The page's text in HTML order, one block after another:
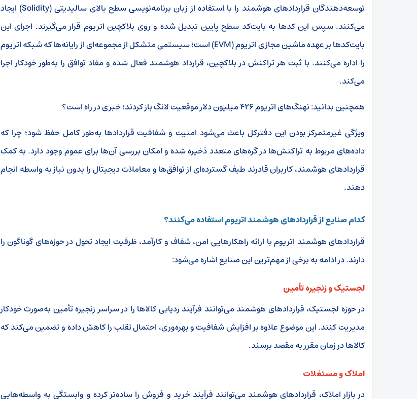
توسعه‌دهندگان قراردادهای هوشمند را با استفاده از زبان برنامه‌نویسی سطح بالای سالیدیتی(Solidity) ایجاد
می‌کنند. سپس این کدها به بایت‌کد سطح پایین تبدیل شده و روی بلاکچین اتریوم قرار می‌گیرند. اجرای این
بایت‌کدها بر عهده ماشین مجازی اتریوم(EVM)است؛ سیستمی متشکل از مجموعه‌ای از رایانه‌ها که شبکه اتریوم
را اداره می‌کنند. با ثبت هر تراکنش در بلاکچین، قرارداد هوشمند فعال شده و مفاد توافق را به‌طور خودکار اجرا
می‌کند.
همچنین بدانید:نهنگ‌های اتریوم ۴۲۶ میلیون دلار موقعیت لانگ باز کردند؛ خبری در راه است؟
ویژگی غیرمتمرکز بودن این دفترکل باعث می‌شود امنیت و شفافیت قراردادها به‌طور کامل حفظ شود؛ چرا که
داده‌های مربوط به تراکنش‌ها در گره‌های متعدد ذخیره شده و امکان بررسی آن‌ها برای عموم وجود دارد. به کمک
قراردادهای هوشمند، کاربران قادرند طیف گسترده‌ای از توافق‌ها و معاملات دیجیتال را بدون نیاز به واسطه انجام
دهند.
کدام صنایع از قراردادهای هوشمند اتریوم استفاده می‌کنند؟
قراردادهای هوشمند اتریوم با ارائه راهکارهایی امن، شفاف و کارآمد، ظرفیت ایجاد تحول در حوزه‌های گوناگون را
دارند. در ادامه به برخی از مهم‌ترین این صنایع اشاره می‌شود:
لجستیک و زنجیره تأمین
در حوزه لجستیک، قراردادهای هوشمند می‌توانند فرآیند ردیابی کالاها را در سراسر زنجیره تأمین به‌صورت خودکار
مدیریت کنند. این موضوع علاوه بر افزایش شفافیت و بهره‌وری، احتمال تقلب را کاهش داده و تضمین می‌کند که
کالاها در زمان مقرر به مقصد برسند.
املاک و مستغلات
در بازار املاک، قراردادهای هوشمند می‌توانند فرآیند خرید و فروش را ساده‌تر کرده و وابستگی به واسطه‌هایی